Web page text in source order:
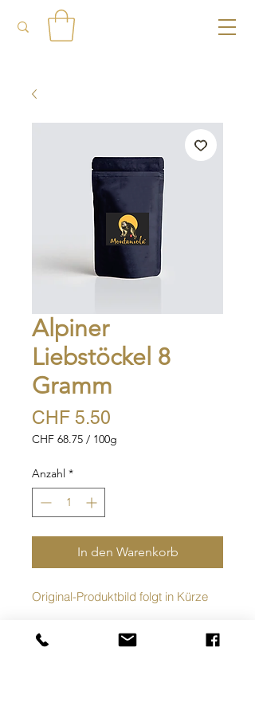
Alpiner
Liebstöckel 8
Gramm
CHF 5.50
CHF 68.75 / 100g
pro
100
Gramm
Anzahl *
In den Warenkorb
Original-Produktbild folgt in Kürze